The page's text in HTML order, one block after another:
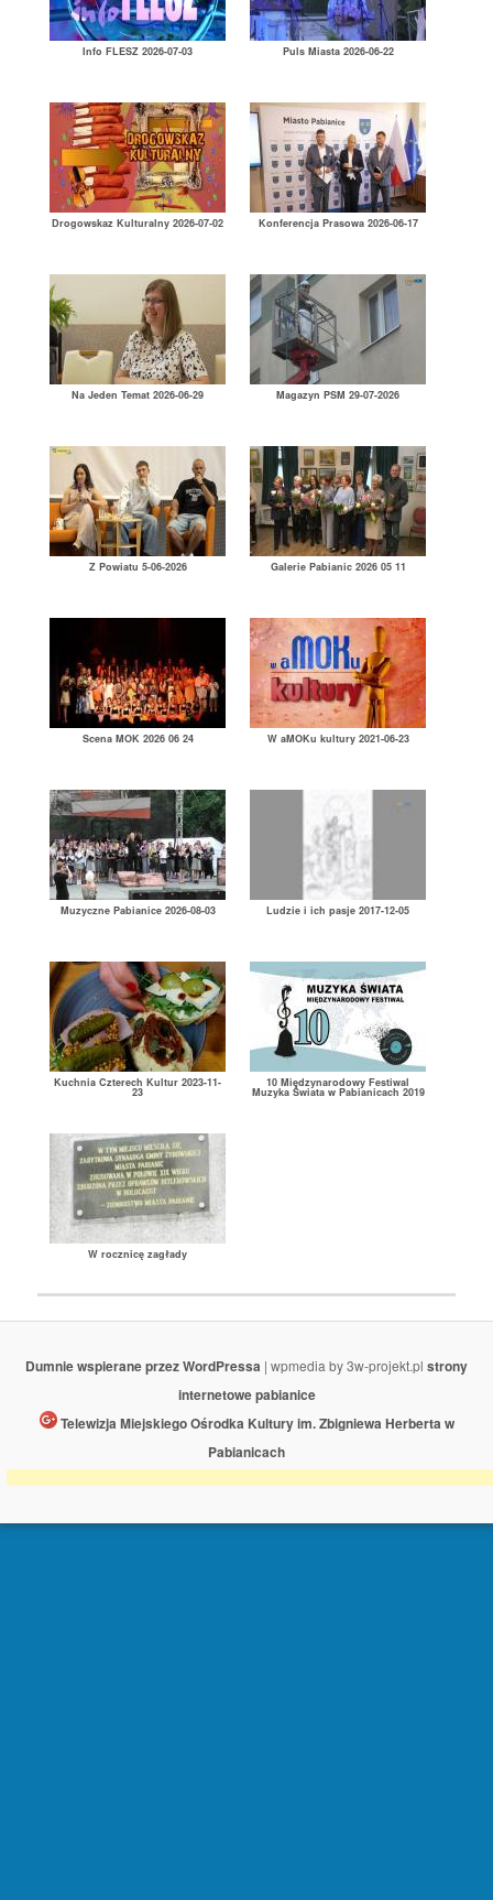
Info FLESZ 2026-07-03 Puls Miasta 2026-06-22
Drogowskaz Kulturalny 2026-07-02 Konferencja Prasowa 2026-06-17
Na Jeden Temat 2026-06-29 Magazyn PSM 29-07-2026
Z Powiatu 5-06-2026 Galerie Pabianic 2026 05 11
Scena MOK 2026 06 24 W aMOKu kultury 2021-06-23
Muzyczne Pabianice 2026-08-03 Ludzie i ich pasje 2017-12-05
Kuchnia Czterech Kultur 2023-11-
23
10 Międzynarodowy Festiwal
Muzyka Świata w Pabianicach 2019
W rocznicę zagłady
Dumnie wspierane przez WordPressa | wpmedia by 3w-projekt.pl strony
internetowe pabianice
Telewizja Miejskiego Ośrodka Kultury im. Zbigniewa Herberta w
Pabianicach